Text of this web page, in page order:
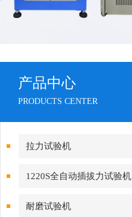
产品中心
PRODUCTS CENTER
拉力试验机
1220S全自动插拔力试验机
耐磨试验机